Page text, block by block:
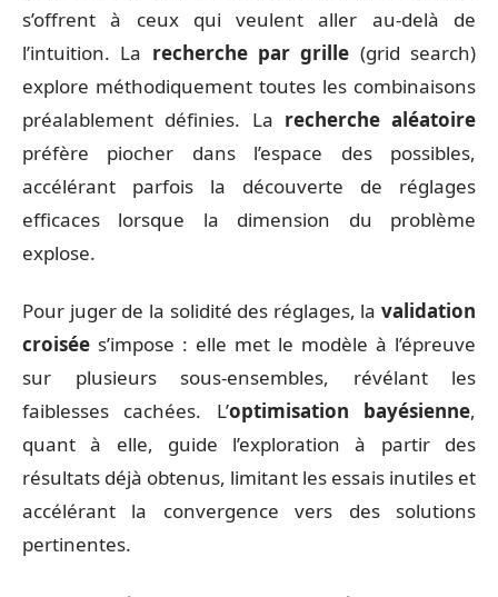
s’offrent à ceux qui veulent aller au-delà de
l’intuition. La recherche par grille (grid search)
explore méthodiquement toutes les combinaisons
préalablement définies. La recherche aléatoire
préfère piocher dans l’espace des possibles,
accélérant parfois la découverte de réglages
efficaces lorsque la dimension du problème
explose.
Pour juger de la solidité des réglages, la validation
croisée s’impose : elle met le modèle à l’épreuve
sur plusieurs sous-ensembles, révélant les
faiblesses cachées. L’optimisation bayésienne,
quant à elle, guide l’exploration à partir des
résultats déjà obtenus, limitant les essais inutiles et
accélérant la convergence vers des solutions
pertinentes.